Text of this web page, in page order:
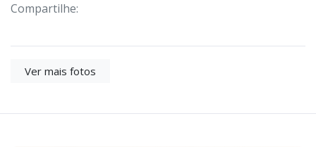
Compartilhe:
Ver mais fotos